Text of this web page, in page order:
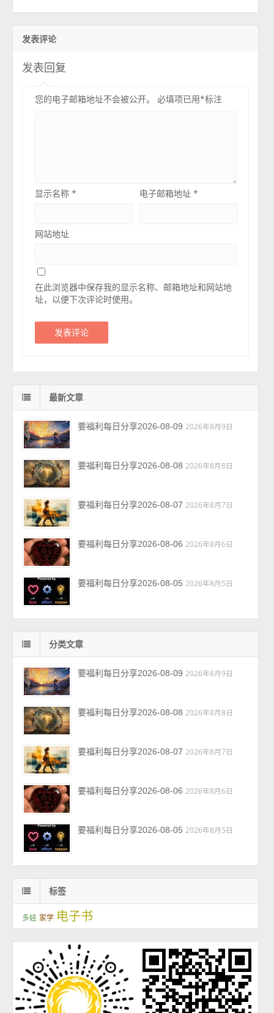
发表评论
发表回复
您的电子邮箱地址不会被公开。 必填项已用*标注
显示名称* 电子邮箱地址*
网站地址
在此浏览器中保存我的显示名称、邮箱地址和网站地
址，以便下次评论时使用。
最新文章
要福利每日分享2026-08-09 2026年8月9日
要福利每日分享2026-08-08 2026年8月8日
要福利每日分享2026-08-07 2026年8月7日
要福利每日分享2026-08-06 2026年8月6日
要福利每日分享2026-08-05 2026年8月5日
分类文章
要福利每日分享2026-08-09 2026年8月9日
要福利每日分享2026-08-08 2026年8月8日
要福利每日分享2026-08-07 2026年8月7日
要福利每日分享2026-08-06 2026年8月6日
要福利每日分享2026-08-05 2026年8月5日
标签
多娃 家学 电子书